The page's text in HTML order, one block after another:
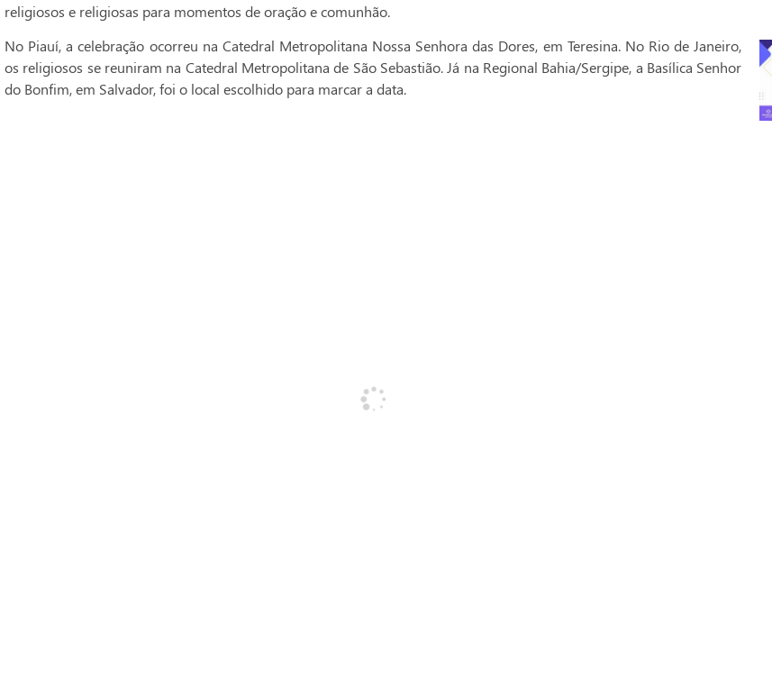
religiosos e religiosas para momentos de oração e comunhão.
No Piauí, a celebração ocorreu na Catedral Metropolitana Nossa Senhora das Dores, em Teresina. No Rio de Janeiro,
os religiosos se reuniram na Catedral Metropolitana de São Sebastião. Já na Regional Bahia/Sergipe, a Basílica Senhor
do Bonfim, em Salvador, foi o local escolhido para marcar a data.